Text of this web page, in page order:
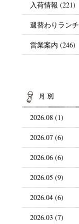
入荷情報 (221)
週替わりランチ
営業案内 (246)
2026.08 (1)
2026.07 (6)
2026.06 (6)
2026.05 (9)
2026.04 (6)
2026.03 (7)